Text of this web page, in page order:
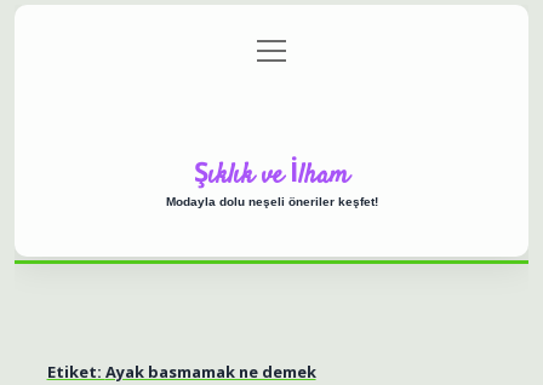
Gizlilik Politikası
menüyü
aç
Şıklık ve İlham
Modayla dolu neşeli öneriler keşfet!
Etiket: Ayak basmamak ne demek